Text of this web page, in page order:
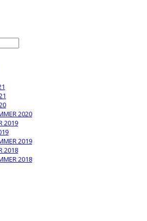
2020
2019
2019
2018
2018